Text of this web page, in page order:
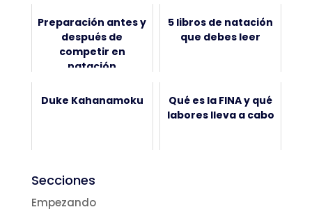
Preparación antes y
después de
competir en
natación
5 libros de natación
que debes leer
Duke Kahanamoku
Qué es la FINA y qué
labores lleva a cabo
Secciones
Empezando